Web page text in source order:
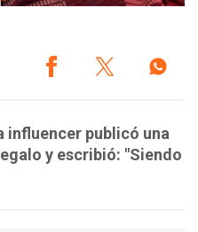
influencer publicó una
y escribió: "Siendo